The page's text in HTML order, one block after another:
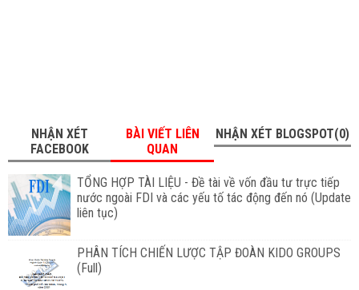
NHẬN XÉT
FACEBOOK
BÀI VIẾT LIÊN
QUAN
NHẬN XÉT BLOGSPOT(0)
TỔNG HỢP TÀI LIỆU - Đề tài về vốn đầu tư trực tiếp
nước ngoài FDI và các yếu tố tác động đến nó (Update
liên tục)
PHÂN TÍCH CHIẾN LƯỢC TẬP ĐOÀN KIDO GROUPS
(Full)